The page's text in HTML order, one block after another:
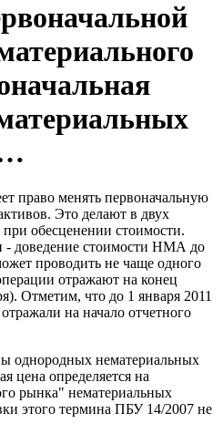
право менять первоначальную
Это делают в двух
обесценении стоимости.
- доведение стоимости НМА до
проводить не чаще одного
отражают на конец
Отметим, что до 1 января 2011
на начало отчетного
однородных нематериальных
цена определяется на
рынка" нематериальных
этого термина ПБУ 14/2007 не